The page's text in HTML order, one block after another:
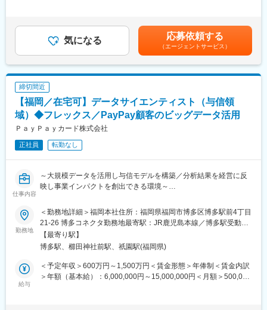
定した基盤を持っています(宮崎県での貸出・預金シェア圧倒的
No.1)。地域特性を生かした先進的な取り組み（他行に先駆けて生
成AIの活用・サステナビリティ領域における新規ビジネスなど）
も行っており、将来的な成長が期待されます。
変更の範囲：会社の定める業務
保守・運用、関連したデータ抽出・分析業務を担っていただきま
す。またエンジニアやデザイナー等の他部署と連携した計測環境
の整備・推進のほか、後進育成および手順書やルール等の運用整
■当ポジションの魅力：
・PayPayの冠の下で会員数・取扱高ともに業界平均以上の成長率
を持つPayPayカードのさらなる事業成長に寄与するために、デー
タを用いた分析によって顧客行動を可視化し次なる施策への示唆
を導く非常に重要なポジションです
・Google Analytics 4を用いた計測や分析はもちろん、基幹データ
やPayPayが保有する膨大なデータとの紐づけを行った分析も可能
・データを用いたマーケティング活動は現在も実施しています
が、すべてのデータを活用できている状態ではなく、その人次第
境です
■募集背景：
当社はPayPayグループにおいて成長の中核を担う、クレジットカ
ードをはじめとするPayPayを通じた決済サービスを提供していま
す。事業の拡大に合わせて、データ分析の重要性も上がってきて
いる中、当社のマーケティング領域においては大量に存在する顧
ンセンティブ）を支給（年1回）賃金はあくまでも目安の金額であ
り、選考を通じて上下する可能性があります。月給(月額)は固定手
気になる 応募依頼する
（エージェントサービス）
締切間近
【福岡／在宅可】データサイエンティスト（与信領
域）◆フレックス／PayPay顧客のビッグデータ活用
ＰａｙＰａｙカード株式会社
正社員 転勤なし
仕事内容
～大規模データを活用し与信モデルを構築／分析結果を経営に反
映し事業インパクトを創出できる環境～
与信領域の部門において、統計的手法や機械学習的手法を使った
高度な分析を行い、分析した結果を業務適応していただきます。
※グループ企業であるPayPayのメンバーや社内の現場メンバーと
協業し、与信領域に特化した案件を複数ご担当いただきます。
■組織・チーム紹介：
審査企画本部は、データとデジタルテクノロジーによってサービ
ス・事業・働き方の変革、アップデートを推進していくことをミ
勤務地
＜勤務地詳細＞福岡本社住所：福岡県福岡市博多区博多駅前4丁目
21-26 博多コネクタ勤務地最寄駅：JR鹿児島本線／博多駅受動喫
煙対策：屋内喫煙可能場所あり変更の範囲：会社の定める事業所
（リモートワーク含む）
【最寄り駅】
博多駅、櫛田神社前駅、祇園駅(福岡県)
給与
＜予定年収＞600万円～1,500万円＜賃金形態＞年俸制＜賃金内訳
＞年額（基本給）：6,000,000円～15,000,000円＜月額＞500,000